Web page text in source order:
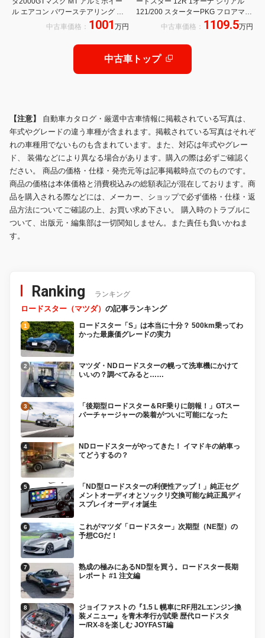
ル エアコン パワーステアリング パ
ワーウィンドウ中古車価格： 1001 万円
121/200 スターターPKG フロアマッ
ト ドラレコ スマートキー 保証書
RAYS製17インチAW マツダコネク
ト 8.8インチディスプレイ
中古車価格： 1109.5万円
中古車トップ
【注意】 自動車カタログ・厳選中古車情報に掲載されている写真は、
年式やグレードの違う車種が含まれます。掲載されている写真はそれぞ
れの車種用でないものも含まれています。また、対応は年式やグレー
ド、 装備などにより異なる場合があります。購入の際は必ずご確認く
ださい。 商品の価格・仕様・発売元等は記事掲載時点でのものです。
商品の価格は本体価格と消費税込みの総額表記が混在しております。商
品を購入される際などには、メーカー、ショップで必ず価格・仕様・返
品方法についてご確認の上、お買い求め下さい。 購入時のトラブルに
ついて、出版元・編集部は一切関知しません。また責任も負いかねま
す。
Ranking ランキング
ロードスター（マツダ） の記事ランキング
ロードスター「S」は本当に十分？ 500km乗ってわ
かった最廉価グレードの実力
マツダ・NDロードスターの幌って洗車機にかけて
いいの？調べてみると……
「後期型ロードスター＆RF乗りに朗報！」GTスー
パーチャージャーの装着がついに可能になった
NDロードスターがやってきた！ イマドキの納車っ
てどうするの？
「ND型ロードスターの利便性アップ！」純正セグ
メントオーディオとソックリ交換可能な純正風ディ
スプレイオーディオ誕生
これがマツダ「ロードスター」次期型（NE型）の
予想CGだ！
熟成の極みにあるND型を買う。ロードスター長期
レポート #1 注文編
ジョイファストの『1.5Ｌ幌車にRF用2Lエンジン換
装メニュー』を青木孝行が試乗 歴代ロードスタ
ー/RX-8を楽しむ JOYFAST編